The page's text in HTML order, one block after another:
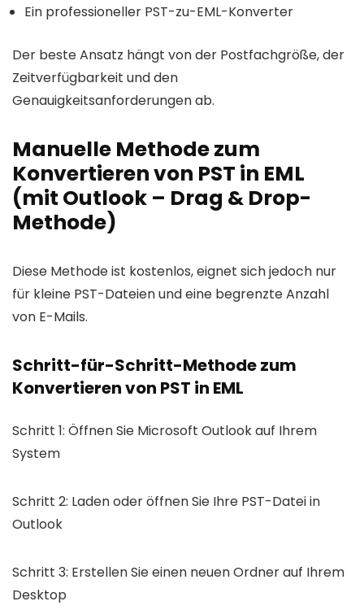
Ein professioneller PST-zu-EML-Konverter
Der beste Ansatz hängt von der Postfachgröße, der
Zeitverfügbarkeit und den
Genauigkeitsanforderungen ab.
Manuelle Methode zum
Konvertieren von PST in EML
(mit Outlook – Drag & Drop-
Methode)
Diese Methode ist kostenlos, eignet sich jedoch nur
für kleine PST-Dateien und eine begrenzte Anzahl
von E-Mails.
Schritt-für-Schritt-Methode zum
Konvertieren von PST in EML
Schritt 1: Öffnen Sie Microsoft Outlook auf Ihrem
System
Schritt 2: Laden oder öffnen Sie Ihre PST-Datei in
Outlook
Schritt 3: Erstellen Sie einen neuen Ordner auf Ihrem
Desktop